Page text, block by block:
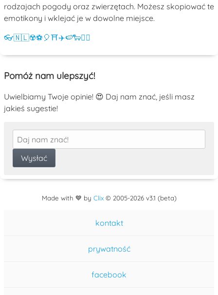
rodzajach pogody oraz zwierzętach. Możesz skopiować te
emotikony i wklejać je w dowolne miejsce.
👓🇳🇱☢️⚽ 🎈⛩️✈️🍉🐑💁‍♀️
Pomóż nam ulepszyć!
Uwielbiamy Twoje opinie! 😍 Daj nam znać, jeśli masz
jakieś sugestie!
Made with 💙 by Clix© 2005-2026 v3.1 (beta)
kontakt
prywatność
facebook